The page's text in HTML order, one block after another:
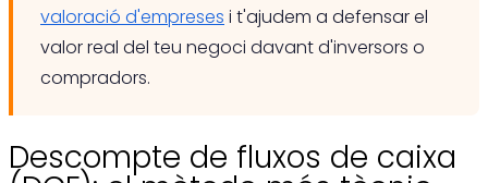
valoració d'empreses i t'ajudem a defensar el
valor real del teu negoci davant d'inversors o
compradors.
Descompte de fluxos de caixa